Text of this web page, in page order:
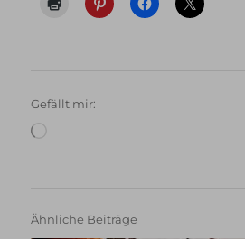
Gefällt mir:
Ähnliche Beiträge